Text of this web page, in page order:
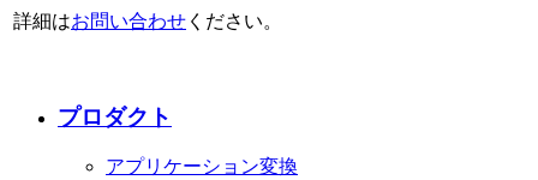
詳細はお問い合わせ ください。
プロダクト
アプリケーション変換